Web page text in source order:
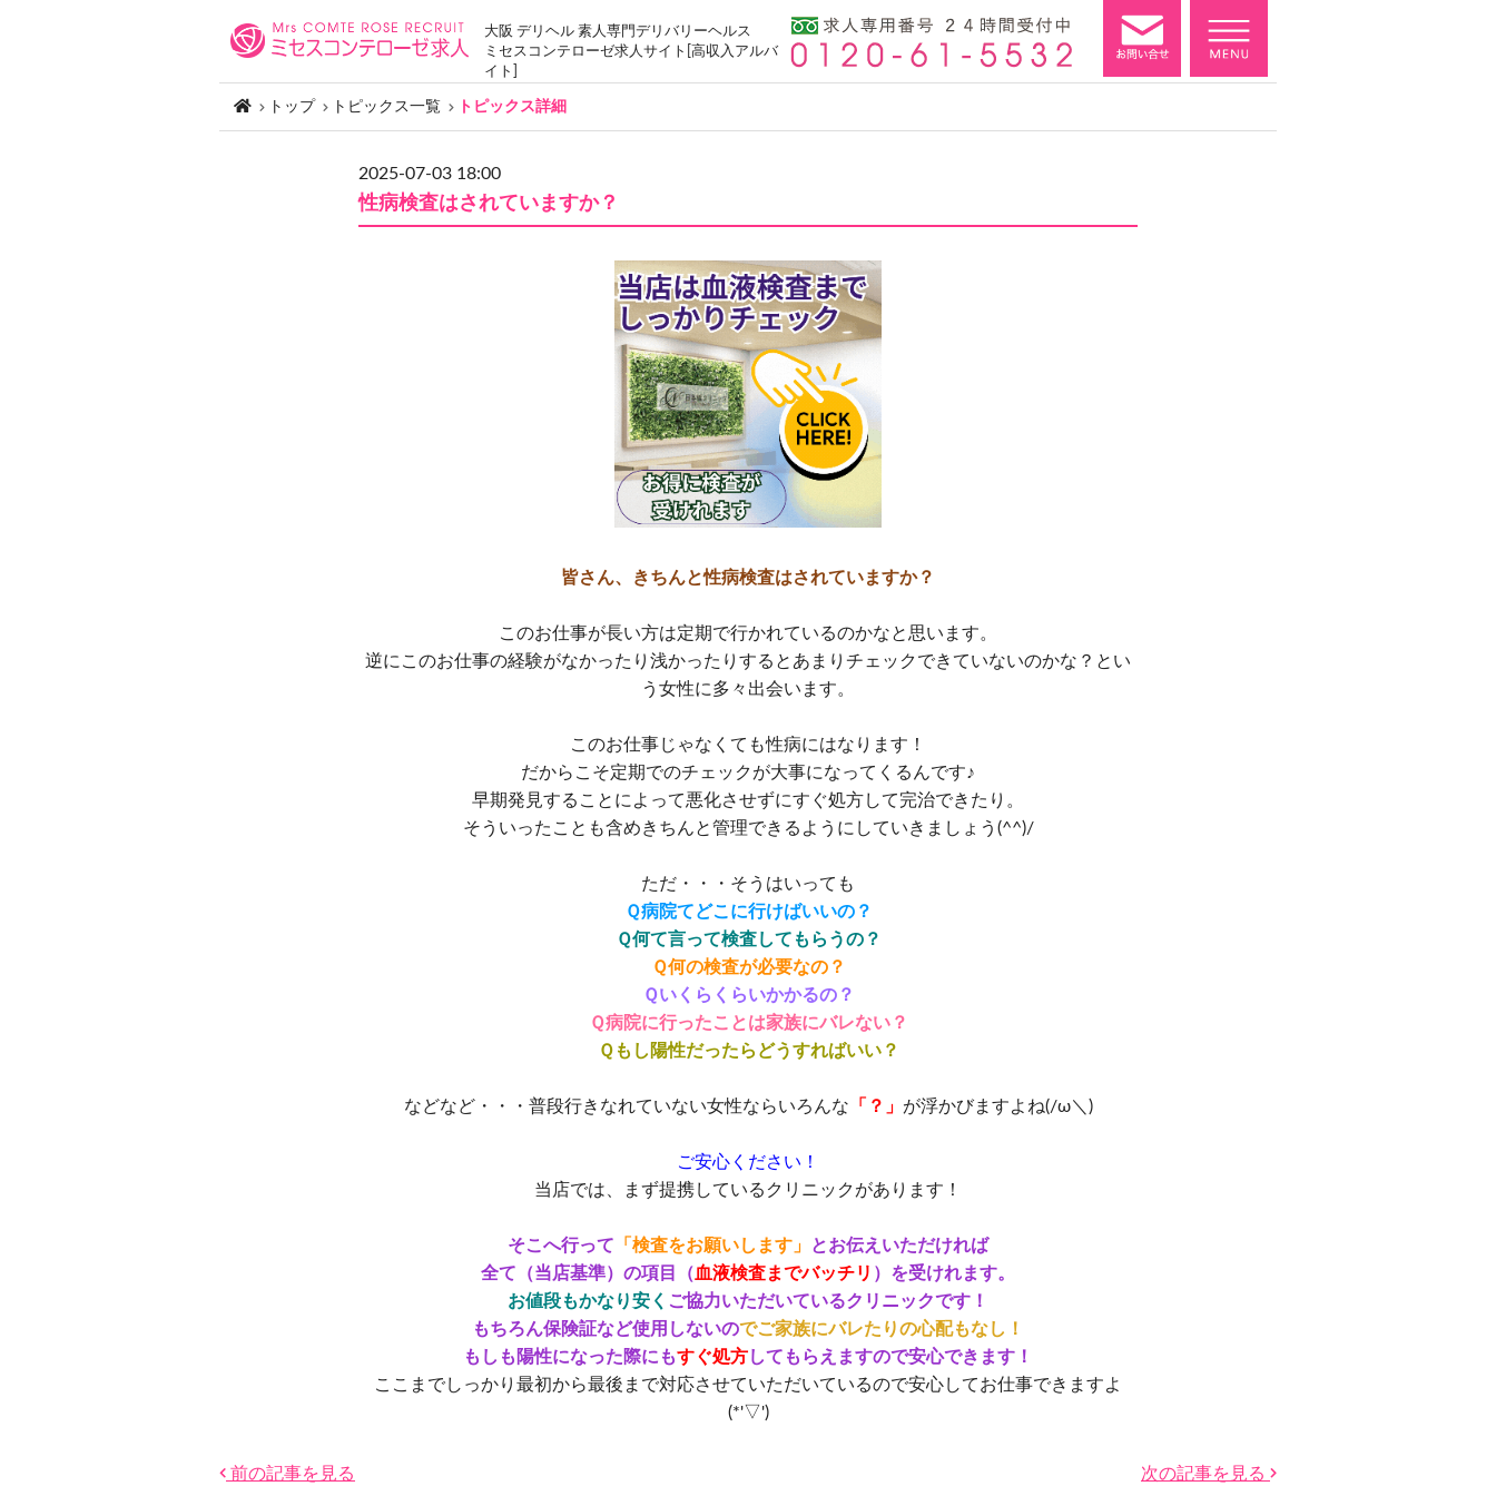
大阪 デリヘル 素人専門デリバリーヘルス
ミセスコンテローゼ求人サイト[高収入アルバ
イト]
トップ トピックス一覧 トピックス詳細
2025-07-03 18:00
性病検査はされていますか？
皆さん、きちんと性病検査はされていますか？
このお仕事が長い方は定期で行かれているのかなと思います。
逆にこのお仕事の経験がなかったり浅かったりするとあまりチェックできていないのかな？とい
う女性に多々出会います。
このお仕事じゃなくても性病にはなります！
だからこそ定期でのチェックが大事になってくるんです♪
早期発見することによって悪化させずにすぐ処方して完治できたり。
そういったことも含めきちんと管理できるようにしていきましょう(^^)/
ただ・・・そうはいっても
Ｑ病院てどこに行けばいいの？
Ｑ何て言って検査してもらうの？
Ｑ何の検査が必要なの？
Ｑいくらくらいかかるの？
Ｑ病院に行ったことは家族にバレない？
Ｑもし陽性だったらどうすればいい？
などなど・・・普段行きなれていない女性ならいろんな 「？」 が浮かびますよね(/ω＼)
ご安心ください！
当店では、まず提携しているクリニックがあります！
そこへ行って 「検査をお願いします」
とお伝えいただければ
全て（当店基準）の項目（ 血液検査までバッチリ ）を受けれます。
お値段もかなり安く ご協力いただいているクリニックです！
もちろん保険証など使用しないのでご家族にバレたりの心配もなし！
もしも陽性になった際にもすぐ処方してもらえますので安心できます！
ここまでしっかり最初から最後まで対応させていただいているので安心してお仕事できますよ
(*'▽')
前の記事を見る 次の記事を見る